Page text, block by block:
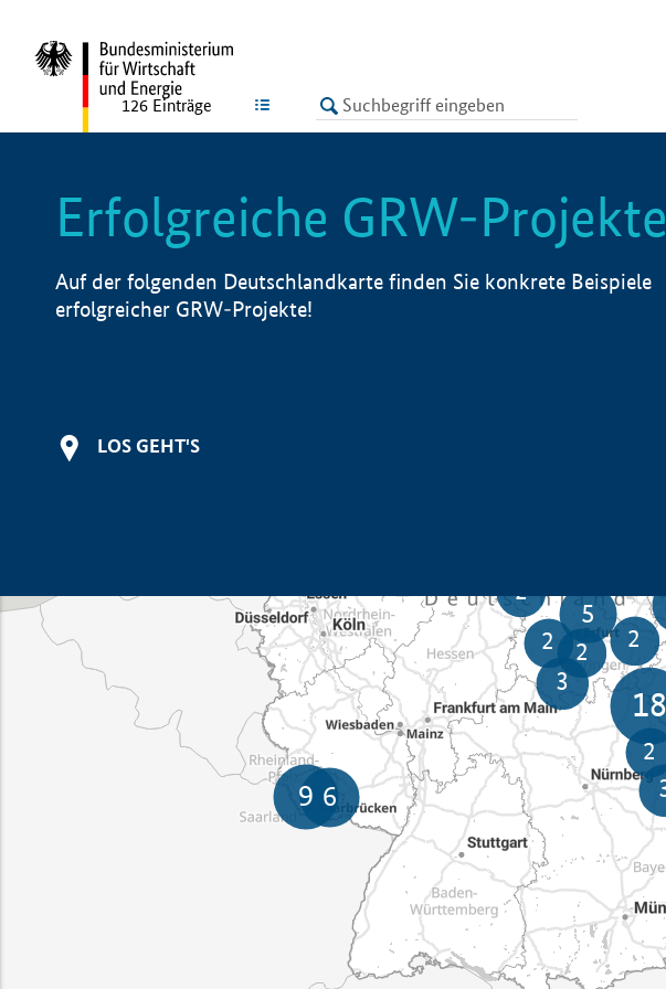
LISTE
126 Einträge
Erfolgreiche GRW-Projekte
Auf der folgenden Deutschlandkarte finden Sie konkrete Beispiele
erfolgreicher GRW-Projekte!
LOS GEHT'S